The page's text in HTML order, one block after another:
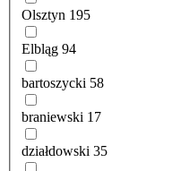
Olsztyn 195
Elbląg 94
bartoszycki 58
braniewski 17
działdowski 35